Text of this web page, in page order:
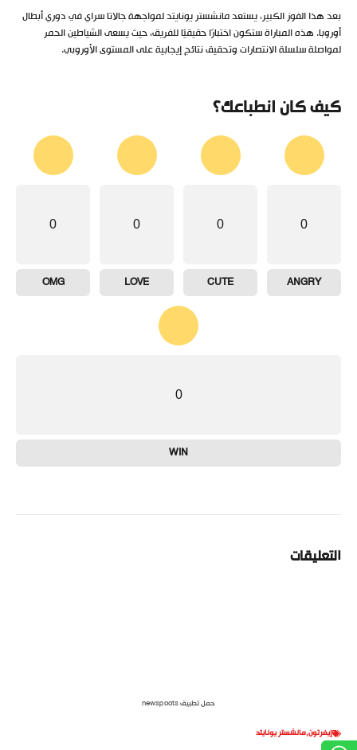
بعد هذا الفوز الكبير، يستعد مانشستر يونايتد لمواجهة جالاتا سراي في دوري أبطال
أوروبا. هذه المباراة ستكون اختبارًا حقيقيًا للفريق، حيث يسعى الشياطين الحمر
لمواصلة سلسلة الانتصارات وتحقيق نتائج إيجابية على المستوى الأوروبي.
كيف كان انطباعك؟
0
ANGRY
0
CUTE
0
LOVE
0
OMG
0
WIN
التعليقات
حمل تطبيق newspoots
إيفرتون,مانشستر يونايتد